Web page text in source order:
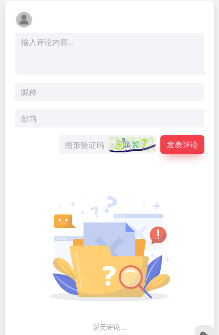
发表评论
暂无评论...